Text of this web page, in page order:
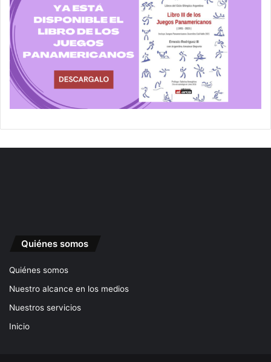
Quiénes somos
Quiénes somos
Nuestro alcance en los medios
Nuestros servicios
Inicio